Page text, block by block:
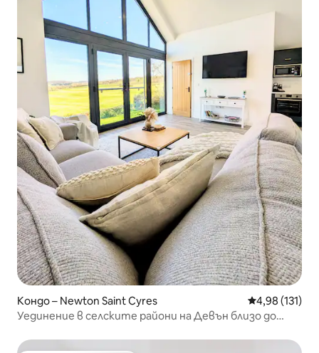
Кондо – Newton Saint Cyres Средна
4,98 (131)
Уединение в селските райони на Девън близо до